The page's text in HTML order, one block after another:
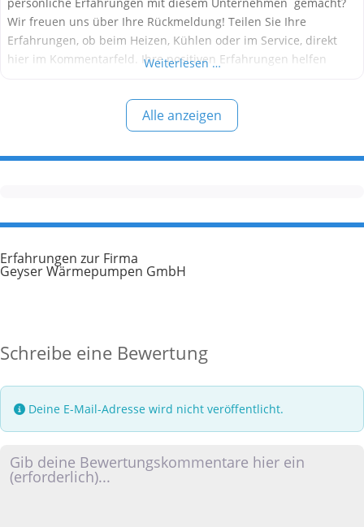
Wir freuen uns über Ihre Rückmeldung! Teilen Sie Ihre
Erfahrungen, ob beim Heizen, Kühlen oder im Service, direkt
hier im Kommentarfeld. Ihre positiven Erfahrungen helfen
eine kritische Meinung äußern, so geben Sie diese bitte mit
konkreten Details an und bleiben
Weiterlesen …
Alle anzeigen
Erfahrungen zur Firma
Geyser Wärmepumpen GmbH
Schreibe eine Bewertung
Deine E-Mail-Adresse wird nicht veröffentlicht.
Rezensionstext